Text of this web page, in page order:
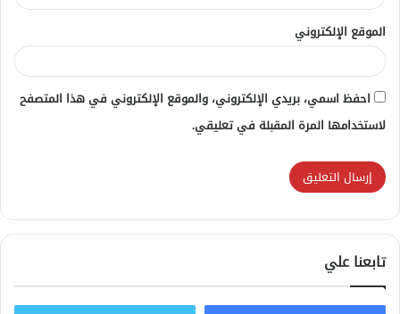
الموقع الإلكتروني
احفظ اسمي، بريدي الإلكتروني، والموقع الإلكتروني في هذا المتصفح
لاستخدامها المرة المقبلة في تعليقي.
تابعنا علي